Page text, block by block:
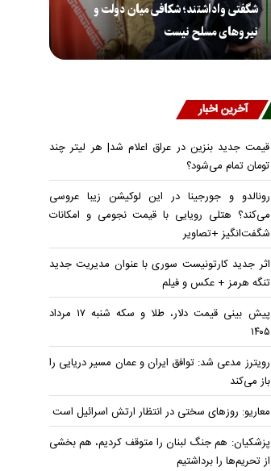
شگفتی واداشتند؛ شکافی میان دولت و
نیروهای مسلح نیست
آخرین اخبار
قیمت جدید بنزین در عراق اعلام شد| هر لیتر چند
تومان تمام می‌شود؟
رونالدو و جورجینا در این لوکیشن زیبا عروسی
می‌کند؟ هتلی رویایی با قیمت نجومی و امکانات
شگفت‌انگیز +تصاویر
اثر جدید کارتونیست سوری با عنوان مدیریت جدید
تنگه هرمز + عکس و فیلم
پیش بینی قیمت دلار، طلا و سکه شنبه ۱۷ مرداد
۱۴۰۵
رویترز مدعی شد: توافق ایران و عمان مسیر دریایی را
باز می‌کند
معاریو: روزهای سختی در انتظار ارتش اسرائیل است
پزشکیان: هم جنگ لبنان را متوقف کردیم، هم بخشی
از تحریم‌ها را برداشتیم